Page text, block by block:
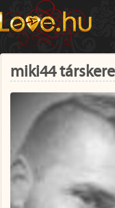
miki44